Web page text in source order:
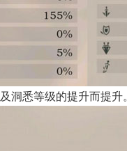
洞悉等级的提升而提升。